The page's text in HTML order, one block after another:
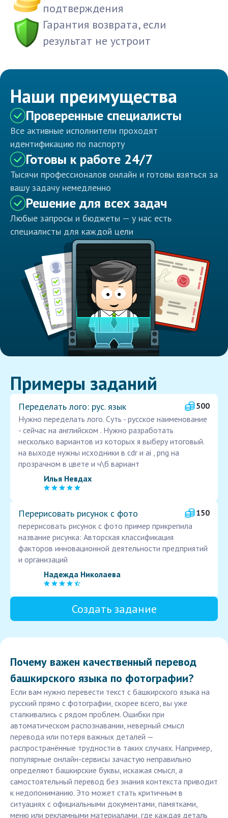
подтверждения
Гарантия возврата, если
результат не устроит
Наши преимущества
Проверенные специалисты
Все активные исполнители проходят
идентификацию по паспорту
Готовы к работе 24/7
Тысячи профессионалов онлайн и готовы взяться за
вашу задачу немедленно
Решение для всех задач
Любые запросы и бюджеты — у нас есть
специалисты для каждой цели
Примеры заданий
Переделать лого: рус. язык
500
Нужно переделать лого. Суть - русское наименование
- сейчас на английском . Нужно разработать
несколько вариантов из которых я выберу итоговый.
на выходе нужны исходники в cdr и ai , png на
прозрачном в цвете и ч\б вариант
Илья Невдах
Перерисовать рисунок с фото
150
перерисовать рисунок с фото пример прикрепила
название рисунка: Авторская классификация
факторов инновационной деятельности предприятий
и организаций
Надежда Николаева
Создать задание
Почему важен качественный перевод
башкирского языка по фотографии?
Если вам нужно перевести текст с башкирского языка на
русский прямо с фотографии, скорее всего, вы уже
сталкивались с рядом проблем. Ошибки при
автоматическом распознавании, неверный смысл
перевода или потеря важных деталей —
распространённые трудности в таких случаях. Например,
популярные онлайн-сервисы зачастую неправильно
определяют башкирские буквы, искажая смысл, а
самостоятельный перевод без знания контекста приводит
к недопониманию. Это может стать критичным в
ситуациях с официальными документами, памятками,
меню или рекламными материалами, где каждая деталь